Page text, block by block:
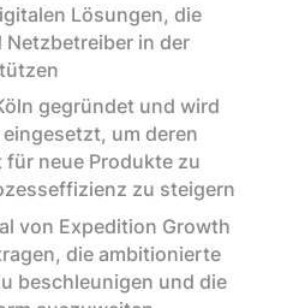
Lösungen, die
Netzbetreiber in der
gegründet und wird
um deren
neue Produkte zu
zu steigern
von Expedition Growth
die ambitionierte
beschleunigen und die